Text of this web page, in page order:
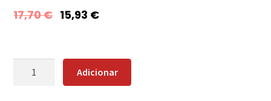
17,70€ 15,93 €
Quantidade
Adicionar